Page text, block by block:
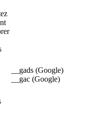
__gads (Google)
__gac (Google)